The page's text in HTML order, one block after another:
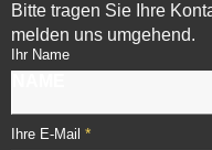
Bitte tragen Sie Ihre
melden uns umgehend.
Ihr Name
Ihre E-Mail *